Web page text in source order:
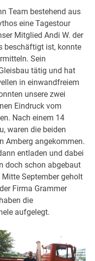
Team bestehend aus
eine Tagestour
Mitglied Andi W. der
beschäftigt ist, konnte
Sein
tätig und hat
in einwandfreiem
unsere zwei
Eindruck vom
Nach einem 14
waren die beiden
Amberg angekommen.
entladen und dabei
doch schon abgebaut
September geholt
Firma Grammer
die
aufgelegt.